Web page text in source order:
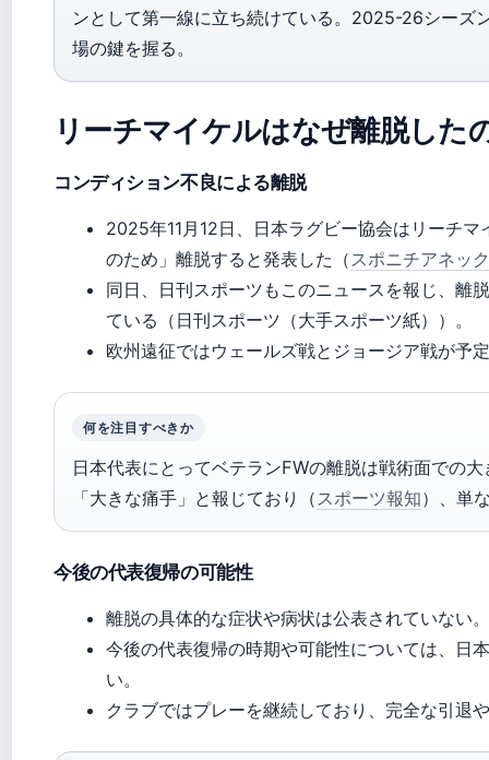
ンとして第一線に立ち続けている。2025-26シーズ
場の鍵を握る。
リーチマイケルはなぜ離脱した
コンディション不良による離脱
2025年11月12日、日本ラグビー協会はリーチ
のため」離脱すると発表した（スポニチアネッ
同日、日刊スポーツもこのニュースを報じ、離
ている（日刊スポーツ（大手スポーツ紙））。
欧州遠征ではウェールズ戦とジョージア戦が予
何を注目すべきか
日本代表にとってベテランFWの離脱は戦術面での
「大きな痛手」と報じており（スポーツ報知）、単
今後の代表復帰の可能性
離脱の具体的な症状や病状は公表されていない。
今後の代表復帰の時期や可能性については、日
い。
クラブではプレーを継続しており、完全な引退